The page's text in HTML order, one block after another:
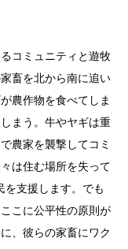
コミュニティと遊牧
畜を北から南に追い
農作物を食べてしま
まう。牛やヤギは重
農家を襲撃してコミ
は住む場所を失って
を支援します。でも
こに公平性の原則が
、彼らの家畜にワク